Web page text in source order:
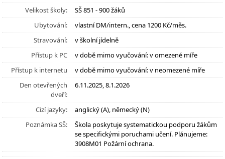
Velikost školy:
SŠ 851 - 900 žáků
Ubytování:
vlastní DM/intern., cena 1200 Kč/měs.
Stravování:
v školní jídelně
Přístup k PC
v době mimo vyučování: v omezené míře
Přístup k internetu
v době mimo vyučování: v neomezené míře
Den otevřených
dveří:
6.11.2025, 8.1.2026
Cizí jazyky:
anglický (A), německý (N)
Poznámka SŠ:
Škola poskytuje systematickou podporu žákům
se specifickými poruchami učení. Plánujeme:
3908M01 Požární ochrana.